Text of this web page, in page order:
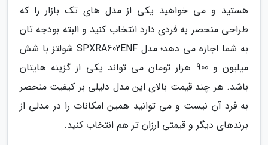
هستید و می خواهید یکی از مدل های تک بازار را که
طراحی منحصر به فردی دارد انتخاب کنید و البته بودجه تان
به شما اجازه می دهد؛ مدل SPXRA602ENF شولتز با شش
میلیون و 900 هزار تومان می تواند یکی از گزینه هایتان
باشد. هر چند قیمت بالای این مدل دلیلی بر کیفیت منحصر
به فرد آن نیست و می توانید همین امکانات را در مدلی از
برندهای دیگر و قیمتی ارزان تر هم انتخاب کنید.